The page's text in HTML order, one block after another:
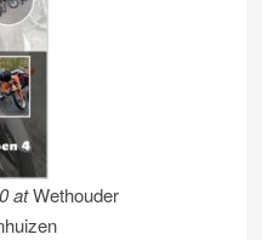
atWethouder